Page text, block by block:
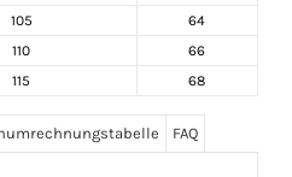
105
64
110
66
115 68
FAQ